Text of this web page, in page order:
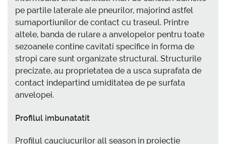
pe partile laterale ale pneurilor, majorind astfel
sumaportiunilor de contact cu traseul. Printre
altele, banda de rulare a anvelopelor pentru toate
sezoanele contine cavitati specifice in forma de
stropi care sunt organizate structural. Structurile
precizate, au proprietatea de a usca suprafata de
contact indepartind umiditatea de pe surfata
anvelopei.
Profilul imbunatatit
Profilul cauciucurilor all season in proiectie